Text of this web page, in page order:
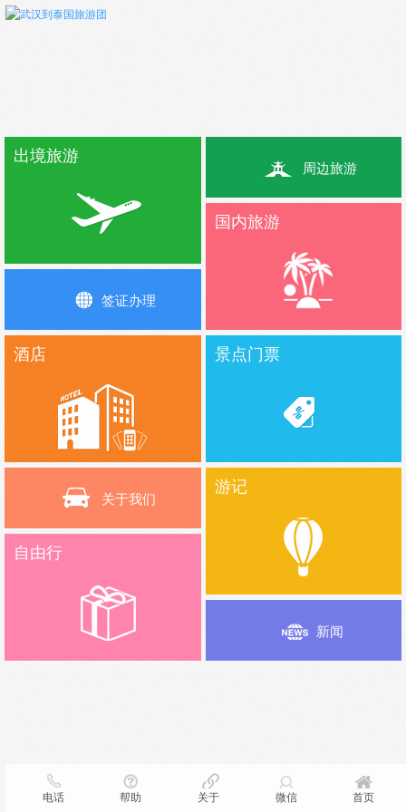
出境旅游
周边旅游
国内旅游
签证办理
酒店 景点门票
关于我们
游记
自由行
新闻
电话 帮助 关于 微信 首页